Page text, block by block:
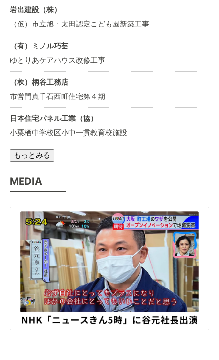
岩出建設（株）
（仮）市立旭・太田認定こども園新築工事
（有）ミノル巧芸
ゆとりあケアハウス改修工事
（株）柄谷工務店
市営門真千石西町住宅第４期
日本住宅パネル工業（協）
小栗栖中学校区小中一貫教育校施設
もっとみる
MEDIA